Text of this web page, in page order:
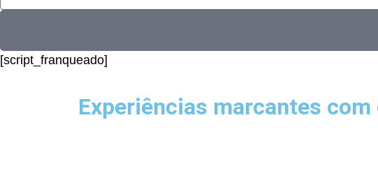
[script_franqueado]
Experiências marcantes